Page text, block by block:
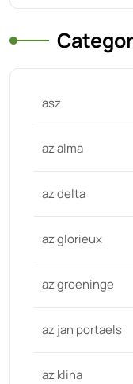
asz
az alma
az delta
az glorieux
az groeninge
az jan portaels
az klina